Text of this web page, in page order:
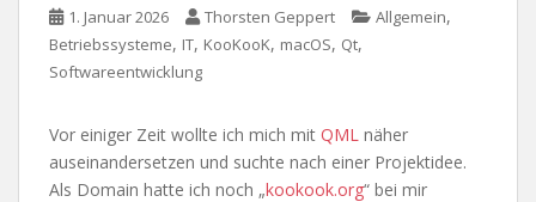
1. Januar 2026 Thorsten Geppert Allgemein,
Betriebssysteme, IT, KooKooK, macOS, Qt,
Softwareentwicklung
Vor einiger Zeit wollte ich mich mit QML näher
auseinandersetzen und suchte nach einer Projektidee.
Als Domain hatte ich noch „kookook.org“ bei mir